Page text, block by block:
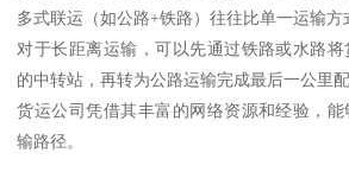
多式联运（如公路+铁路）往往比单一运输方
对于长距离运输，可以先通过铁路或水路
的中转站，再转为公路运输完成最后一公里配
货运公司凭借其丰富的网络资源和经验，
输路径。